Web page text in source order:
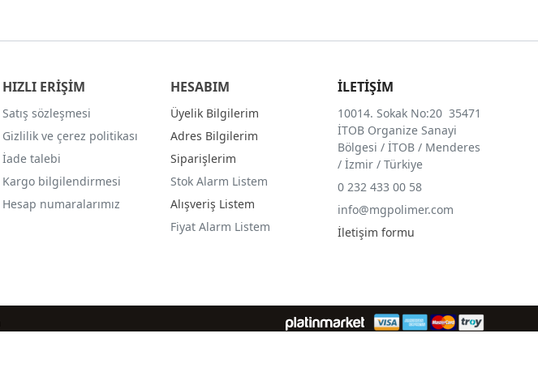
HIZLI ERİŞİM
Satış sözleşmesi
Gizlilik ve çerez politikası
İade talebi
Kargo bilgilendirmesi
Hesap numaralarımız
HESABIM
Üyelik Bilgilerim
Adres Bilgilerim
Siparişlerim
Stok Alarm Listem
Alışveriş Listem
Fiyat Alarm Listem
İLETİŞİM
10014. Sokak No:20 35471
İTOB Organize Sanayi
Bölgesi / İTOB / Menderes
/ İzmir / Türkiye
0 232 433 00 58
info@mgpolimer.com
İletişim formu